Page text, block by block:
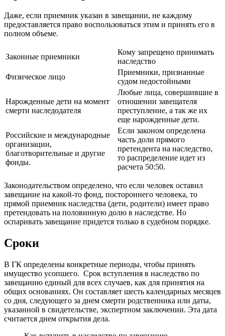
Даже, если приемник указан в завещании, не каждому
предоставляется право воспользоваться этим и принять его в
полном объеме.
Законные приемники
Кому запрещено принимать
наследство
Физическое лицо
Приемники, признанные
судом недостойными
Нарожденные дети на момент
смерти наследодателя
Любые лица, совершившие в
отношении завещателя
преступление, а так же их
еще нарожденные дети.
Российские и международные
организации,
благотворительные и другие
фонды.
Если законом определена
часть доли прямого
претендента на наследство,
то распределение идет из
расчета 50:50.
Законодательством определено, что если человек оставил
завещание на какой-то фонд, постороннего человека, то
прямой приемник наследства (дети, родители) имеет право
претендовать на половинную долю в наследстве. Но
оспаривать завещание придется только в судебном порядке.
Сроки
В ГК определены конкретные периоды, чтобы принять
имущество усопшего. Срок вступления в наследство по
завещанию единый для всех случаев, как для принятия на
общих основаниях. Он составляет шесть календарных месяцев
со дня, следующего за днем смерти родственника или даты,
указанной в свидетельстве, экспертном заключении. Эта дата
считается днем открытия дела.